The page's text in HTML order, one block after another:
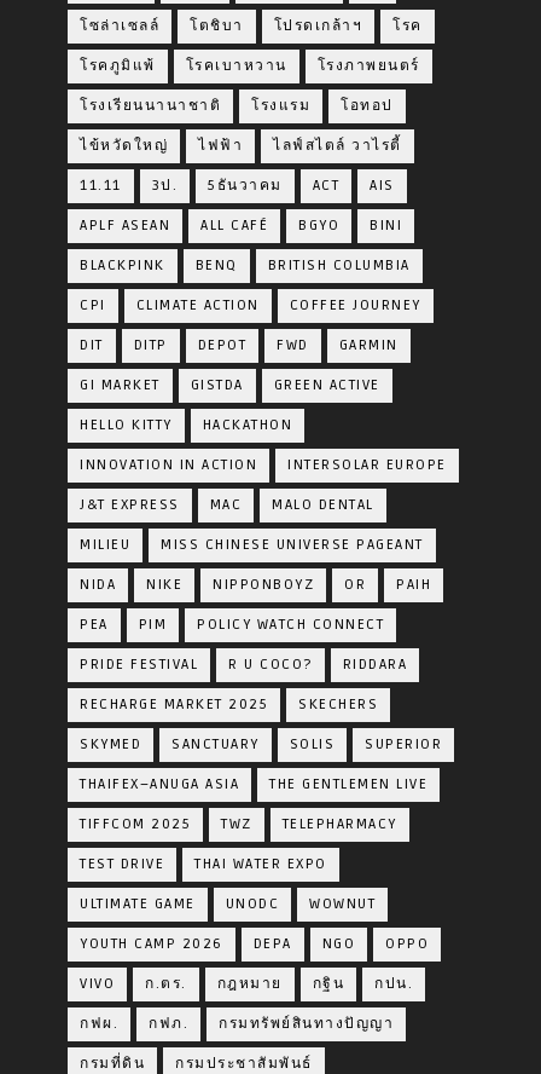
โซล่าเซลล์ โตชิบา โปรดเกล้าฯ โรค
โรคภูมิแพ้ โรคเบาหวาน โรงภาพยนตร์
โรงเรียนนานาชาติ โรงแรม โอทอป
ไข้หวัดใหญ่ ไฟฟ้า ไลฟ์สไตล์ วาไรตี้
11.11 3ป. 5ธันวาคม ACT AIS
APLF ASEAN ALL CAFÉ BGYO BINI
BLACKPINK BENQ BRITISH COLUMBIA
CPI CLIMATE ACTION COFFEE JOURNEY
DIT DITP DEPOT FWD GARMIN
GI MARKET GISTDA GREEN ACTIVE
HELLO KITTY HACKATHON
INNOVATION IN ACTION INTERSOLAR EUROPE
J&T EXPRESS MAC MALO DENTAL
MILIEU MISS CHINESE UNIVERSE PAGEANT
NIDA NIKE NIPPONBOYZ OR PAIH
PEA PIM POLICY WATCH CONNECT
PRIDE FESTIVAL R U COCO? RIDDARA
RECHARGE MARKET 2025 SKECHERS
SKYMED SANCTUARY SOLIS SUPERIOR
THAIFEX–ANUGA ASIA THE GENTLEMEN LIVE
TIFFCOM 2025 TWZ TELEPHARMACY
TEST DRIVE THAI WATER EXPO
ULTIMATE GAME UNODC WOWNUT
YOUTH CAMP 2026 DEPA NGO OPPO
VIVO ก.ตร. กฎหมาย กฐิน กปน.
กฟผ. กฟภ. กรมทรัพย์สินทางปัญญา
กรมที่ดิน กรมประชาสัมพันธ์